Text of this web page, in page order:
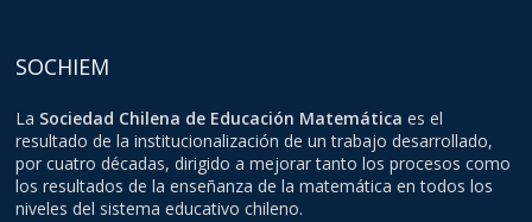
SOCHIEM
La Sociedad Chilena de Educación Matemática es el
resultado de la institucionalización de un trabajo desarrollado,
por cuatro décadas, dirigido a mejorar tanto los procesos como
los resultados de la enseñanza de la matemática en todos los
niveles del sistema educativo chileno.